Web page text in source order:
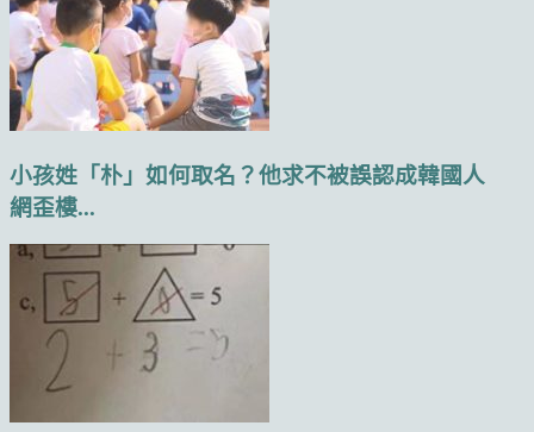
小孩姓「朴」如何取名？他求不被誤認成韓國人
網歪樓...